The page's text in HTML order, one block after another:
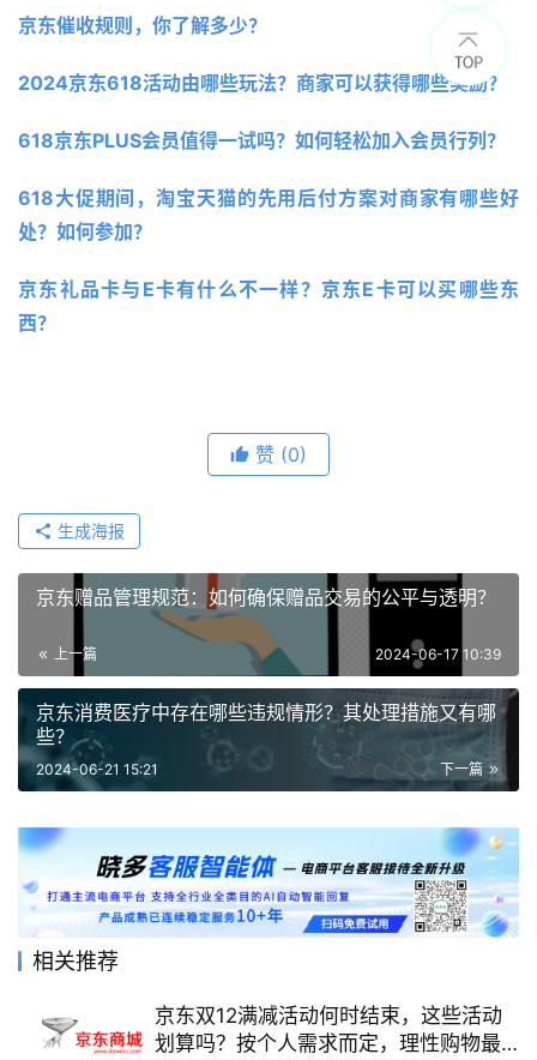
京东催收规则，你了解多少？
2024京东618活动由哪些玩法？商家可以获得哪些奖励？
618京东PLUS会员值得一试吗？如何轻松加入会员行列？
618大促期间，淘宝天猫的先用后付方案对商家有哪些好
处？如何参加？
京东礼品卡与E卡有什么不一样？京东E卡可以买哪些东
西？
赞 (0)
生成海报
京东赠品管理规范：如何确保赠品交易的公平与透明？
上一篇 2024-06-17 10:39
京东消费医疗中存在哪些违规情形？其处理措施又有哪
些？
下一篇
2024-06-21 15:21
相关推荐
京东双12满减活动何时结束，这些活动
划算吗？按个人需求而定，理性购物最